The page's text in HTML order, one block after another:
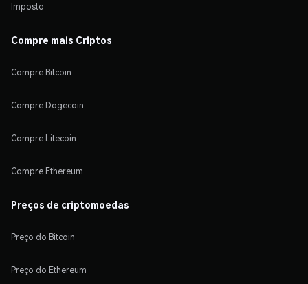
Imposto
Compre mais Criptos
Compre Bitcoin
Compre Dogecoin
Compre Litecoin
Compre Ethereum
Preços de criptomoedas
Preço do Bitcoin
Preço do Ethereum